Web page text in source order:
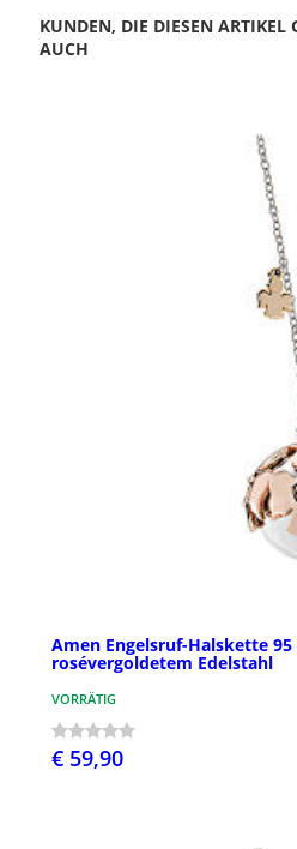
KUNDEN, DIE DIESEN ARTIKEL
AUCH
Amen Engelsruf-Halskette
rosévergoldetem Edelstahl
VORRÄTIG
€ 59,90